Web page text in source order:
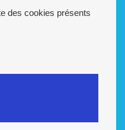
des cookies présents